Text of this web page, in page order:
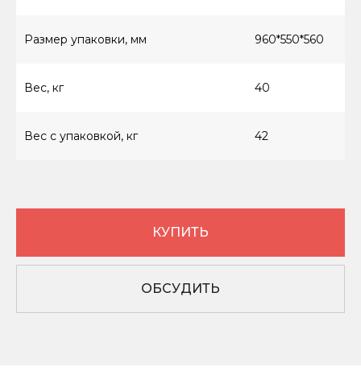
Размер упаковки, мм 960*550*560
Вес, кг 40
Вес с упаковкой, кг 42
КУПИТЬ
ОБСУДИТЬ
Винтовые компрессоры (инверторное
управление)